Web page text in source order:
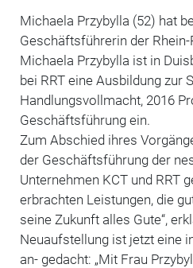
Michaela Przybylla (52) hat
Geschäftsführerin der
Michaela Przybylla ist in
bei RRT eine Ausbildung zur
Handlungsvollmacht, 2016
Geschäftsführung ein.
Zum Abschied ihres
der Geschäftsführung der
Unternehmen KCT und RRT
erbrachten Leistungen, die
seine Zukunft alles Gute“,
Neuaufstellung ist jetzt eine
an- gedacht: „Mit Frau